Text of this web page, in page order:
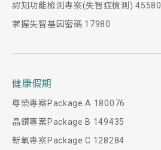
認知功能檢測專案(失智症檢測) 45580
掌握失智基因密碼 17980
健康假期
尊榮專案Package A 180076
晶鑽專案Package B 149435
新氧專案Package C 128284